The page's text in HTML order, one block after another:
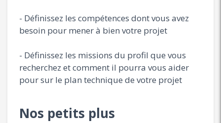
- Définissez les compétences dont vous avez
besoin pour mener à bien votre projet
- Définissez les missions du profil que vous
recherchez et comment il pourra vous aider
pour sur le plan technique de votre projet
Nos petits plus